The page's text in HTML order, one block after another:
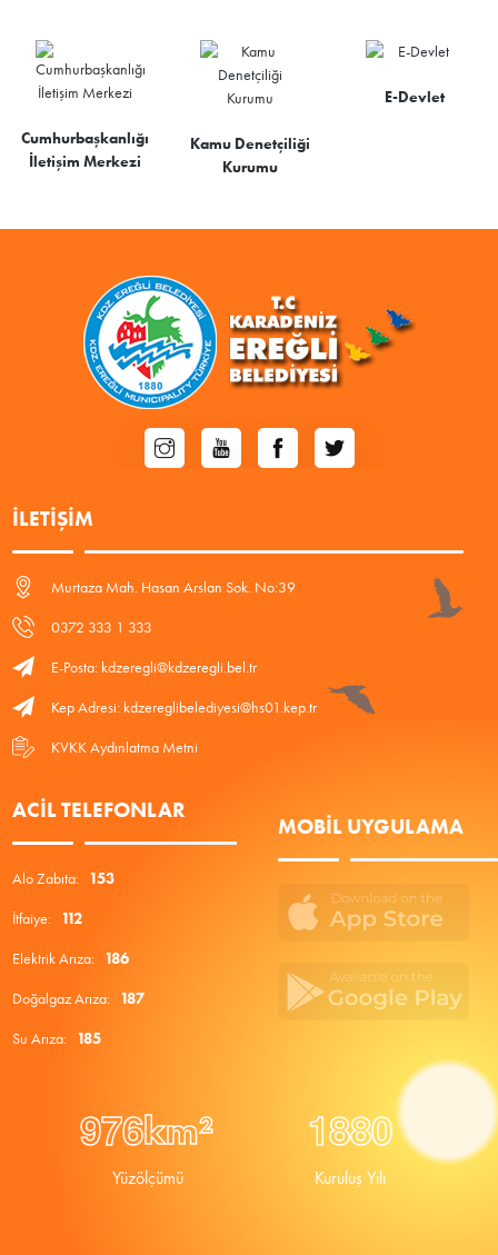
Cumhurbaşkanlığı
İletişim Merkezi
Kamu Denetçiliği
Kurumu
E-Devlet
İLETIŞIM
Murtaza Mah. Hasan Arslan Sok. No:39
0372 333 1 333
E-Posta: kdzeregli@kdzeregli.bel.tr
Kep Adresi: kdzereglibelediyesi@hs01.kep.tr
KVKK Aydınlatma Metni
ACIL TELEFONLAR
Alo Zabıta: 153
İtfaiye: 112
Elektrik Arıza: 186
Doğalgaz Arıza: 187
Su Arıza: 185
MOBIL UYGULAMA
976km²
Yüzölçümü
1880
Kuruluş Yılı